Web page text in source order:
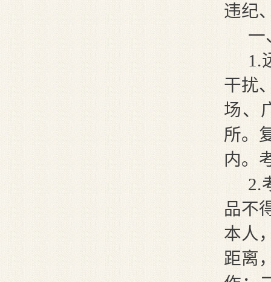
违纪
一
1.
干扰
场、
所。
内。
2.
品不
本人
距离